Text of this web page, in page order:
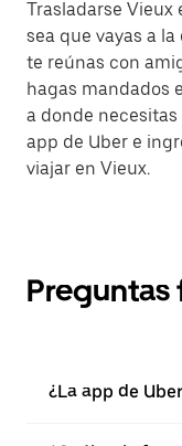
Trasladarse Vieux
sea que vayas a
te reúnas con
hagas mandados
a donde necesitas
app de Uber e
viajar en Vieux.
Preguntas
¿La app de